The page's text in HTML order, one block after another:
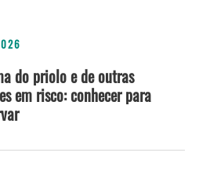
do priolo e de outras
em risco: conhecer para